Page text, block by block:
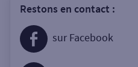
Restons en contact :
sur Facebook